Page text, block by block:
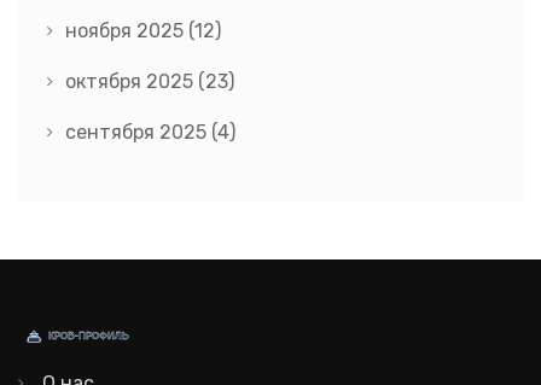
ноября 2025 (12)
октября 2025 (23)
сентября 2025 (4)